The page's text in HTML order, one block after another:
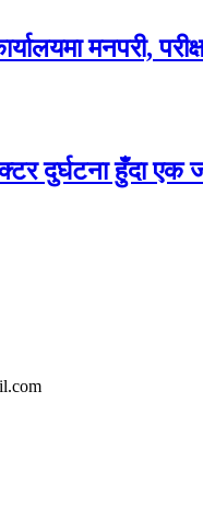
मनपरी,
दुर्घटना हुँदा एक